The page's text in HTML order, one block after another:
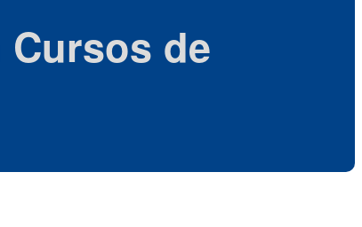
Cursos de